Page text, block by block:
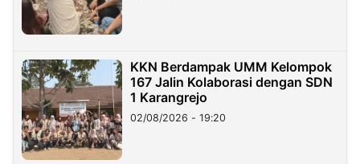
KKN Berdampak UMM Kelompok
167 Jalin Kolaborasi dengan SDN
1 Karangrejo
02/08/2026 - 19:20